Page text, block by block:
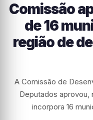
Comissão
de 16
região de
A Comissão de
Deputados
incorpora 16